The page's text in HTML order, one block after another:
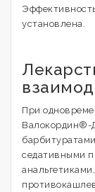
установлена.
При
Валокордин®-
седативными